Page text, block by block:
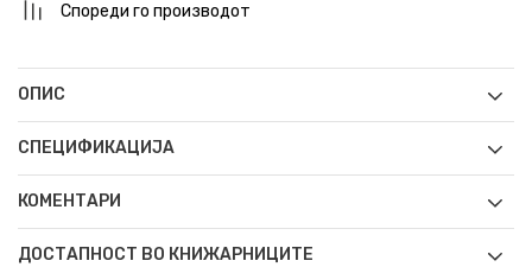
Спореди го производот
ОПИС
СПЕЦИФИКАЦИЈА
КОМЕНТАРИ
ДОСТАПНОСТ ВО КНИЖАРНИЦИТЕ